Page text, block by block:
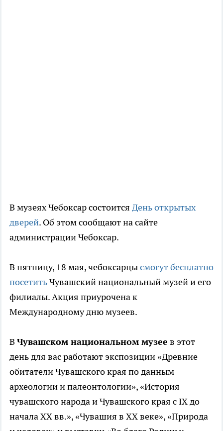
В музеях Чебоксар состоится День открытых
дверей. Об этом сообщают на сайте
администрации Чебоксар.
В пятницу, 18 мая, чебоксарцысмогут бесплатно
посетитьЧувашский национальный музей и его
филиалы. Акция приурочена к
Международному дню музеев.
В Чувашском национальном музее в этот
день для вас работают экспозиции «Древние
обитатели Чувашского края по данным
археологии и палеонтологии», «История
чувашского народа и Чувашского края с IX до
начала XX вв.», «Чувашия в XX веке», «Природа